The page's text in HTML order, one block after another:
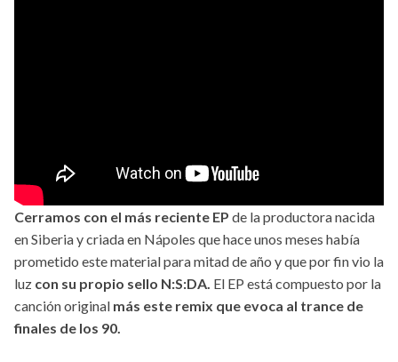
Cerramos con el más reciente EP de la productora nacida
en Siberia y criada en Nápoles que hace unos meses había
prometido este material para mitad de año y que por fin vio la
luz con su propio sello N:S:DA. El EP está compuesto por la
canción original más este remix que evoca al trance de
finales de los 90.